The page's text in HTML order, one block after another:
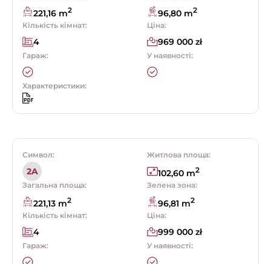
221,16 m2 96,80 m2
Кількість кімнат:
4
Ціна:
969 000 zł
Гараж: У наявності:
Характеристики:
Символ:
2A
Житлова площа:
102,60 m2
Загальна площа:
221,13 m2
Зелена зона:
96,81 m2
Кількість кімнат:
4
Ціна:
999 000 zł
Гараж: У наявності: